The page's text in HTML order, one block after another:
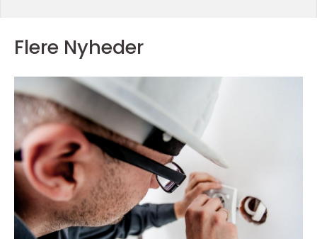
Flere Nyheder